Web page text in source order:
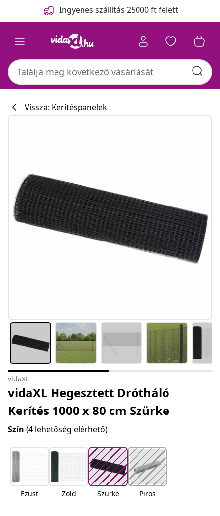
Ingyenes szállítás 25000 ft felett
Vissza: Kerítéspanelek
vidaXL
vidaXL Hegesztett Drótháló
Kerítés 1000 x 80 cm Szürke
Szín (4 lehetőség elérhető)
Ezüst Zöld Szürke Piros